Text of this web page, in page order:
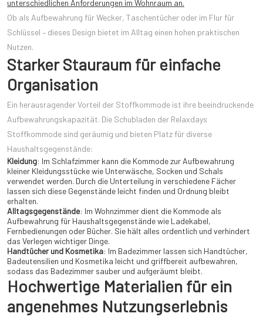
unterschiedlichen Anforderungen im Wohnraum an.
Ob als Aufbewahrung für Wecker, Taschentücher oder im Flur für
Schlüssel – dieses Design bietet im Alltag einen hohen praktischen
Nutzen.
Starker Stauraum für einfache
Organisation
Ein herausragender Vorteil der Stoffkommode ist ihre beeindruckende
Aufbewahrungskapazität. Die Schubladen der Relaxdays
Stoffkommode sind geräumig und bieten Platz für diverse
Haushaltsgegenstände:
Kleidung: Im Schlafzimmer kann die Kommode zur Aufbewahrung
kleiner Kleidungsstücke wie Unterwäsche, Socken und Schals
verwendet werden. Durch die Unterteilung in verschiedene Fächer
lassen sich diese Gegenstände leicht finden und Ordnung bleibt
erhalten.
Alltagsgegenstände: Im Wohnzimmer dient die Kommode als
Aufbewahrung für Haushaltsgegenstände wie Ladekabel,
Fernbedienungen oder Bücher. Sie hält alles ordentlich und verhindert
das Verlegen wichtiger Dinge.
Handtücher und Kosmetika: Im Badezimmer lassen sich Handtücher,
Badeutensilien und Kosmetika leicht und griffbereit aufbewahren,
sodass das Badezimmer sauber und aufgeräumt bleibt.
Hochwertige Materialien für ein
angenehmes Nutzungserlebnis